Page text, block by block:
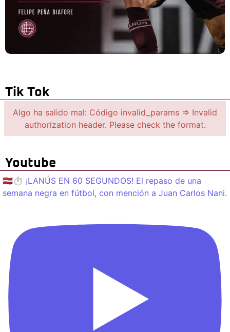
Tik Tok
Algo ha salido mal: Código invalid_params => Invalid
authorization header. Please check the format.
Youtube
🇱🇻⏱️ ¡LANÚS EN 60 SEGUNDOS! El repaso de una
semana negra en fútbol, con mención a Juan Carlos Nani.